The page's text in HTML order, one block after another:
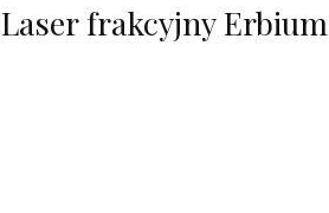
Laser frakcyjny Erbium